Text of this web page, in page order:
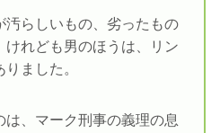
汚らしいもの、劣ったもの
けれども男のほうは、リン
ました。
、マーク刑事の義理の息